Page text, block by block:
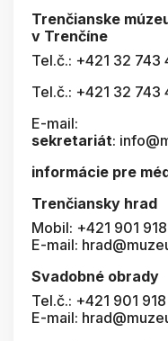
Trenčianske
v Trenčíne
Tel.č.: +421 32 743
Tel.č.: +421 32 743
E-mail:
sekretariát:
informácie pre
Trenčiansky hrad
Mobil: +421 901
E-mail:
Svadobné obrady
Tel.č.: +421 901
E-mail: